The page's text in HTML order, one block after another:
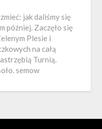
jak daliśmy się
później. Zaczęło się
Plesie i
na całą
Turnią.
semow